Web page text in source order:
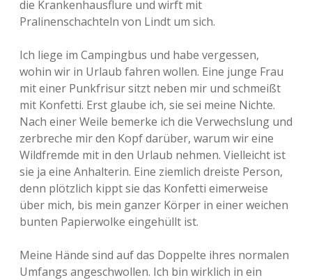
die Krankenhausflure und wirft mit
Pralinenschachteln von Lindt um sich.
Ich liege im Campingbus und habe vergessen,
wohin wir in Urlaub fahren wollen. Eine junge Frau
mit einer Punkfrisur sitzt neben mir und schmeißt
mit Konfetti. Erst glaube ich, sie sei meine Nichte.
Nach einer Weile bemerke ich die Verwechslung und
zerbreche mir den Kopf darüber, warum wir eine
Wildfremde mit in den Urlaub nehmen. Vielleicht ist
sie ja eine Anhalterin. Eine ziemlich dreiste Person,
denn plötzlich kippt sie das Konfetti eimerweise
über mich, bis mein ganzer Körper in einer weichen
bunten Papierwolke eingehüllt ist.
Meine Hände sind auf das Doppelte ihres normalen
Umfangs angeschwollen. Ich bin wirklich in ein